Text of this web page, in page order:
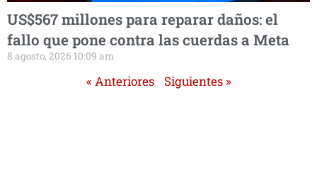
US$567 millones para reparar daños: el
fallo que pone contra las cuerdas a Meta
8 agosto, 2026 10:09 am
« Anteriores Siguientes »